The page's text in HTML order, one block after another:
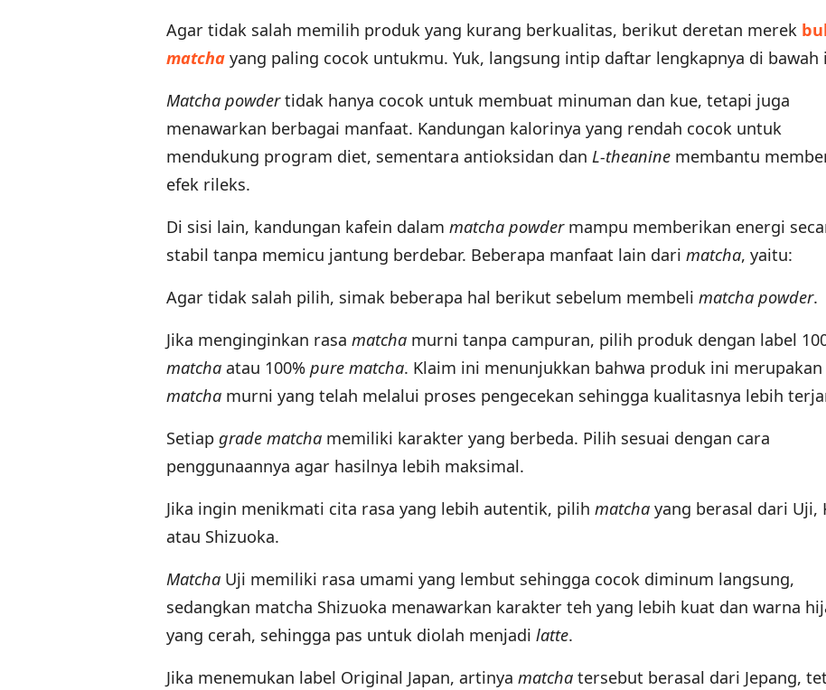
Agar tidak salah memilih produk yang kurang berkualitas, berikut deretan merek
matcha yang paling cocok untukmu. Yuk, langsung intip daftar lengkapnya di bawah
Matcha powdertidak hanya cocok untuk membuat minuman dan kue, tetapi juga
menawarkan berbagai manfaat. Kandungan kalorinya yang rendah cocok untuk
mendukung program diet, sementara antioksidan dan L-theanine membantu
efek rileks.
Di sisi lain, kandungan kafein dalam matcha powdermampu memberikan energi
stabil tanpa memicu jantung berdebar. Beberapa manfaat lain dari matcha, yaitu:
Agar tidak salah pilih, simak beberapa hal berikut sebelum membeli matcha powder.
Jika menginginkan rasa matcha murni tanpa campuran, pilih produk dengan label
matcha atau 100% pure matcha. Klaim ini menunjukkan bahwa produk ini merupakan
matcha murni yang telah melalui proses pengecekan sehingga kualitasnya lebih
Setiap grade matcha memiliki karakter yang berbeda. Pilih sesuai dengan cara
penggunaannya agar hasilnya lebih maksimal.
Jika ingin menikmati cita rasa yang lebih autentik, pilih matcha yang berasal dari Uji,
atau Shizuoka.
Matcha Uji memiliki rasa umami yang lembut sehingga cocok diminum langsung,
sedangkan matcha Shizuoka menawarkan karakter teh yang lebih kuat dan warna
yang cerah, sehingga pas untuk diolah menjadi latte.
Jika menemukan label Original Japan, artinya matcha tersebut berasal dari Jepang,